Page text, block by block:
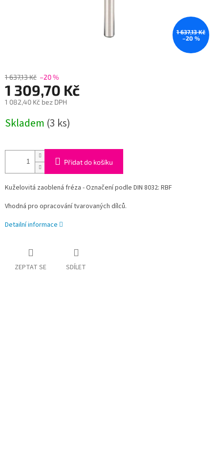
1 637,13 Kč
–20 %
1 637,13 Kč –20 %
1 309,70 Kč
1 082,40 Kč bez DPH
cena:
Skladem (3 ks)
Přidat do košíku
Kuželovitá zaoblená fréza - Označení podle DIN 8032: RBF
Vhodná pro opracování tvarovaných dílců.
Detailní informace
ZEPTAT SE SDÍLET